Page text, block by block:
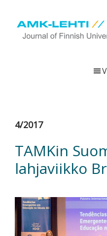
Hyppää
pääsisältöön
Hyppää
ensisijaiseen
Hyppää
alatunnisteeseen
viestittää
tutkimus-,
kehittämis-
sekä
koskevasta
4/2017
TAMKin
lahjaviikko